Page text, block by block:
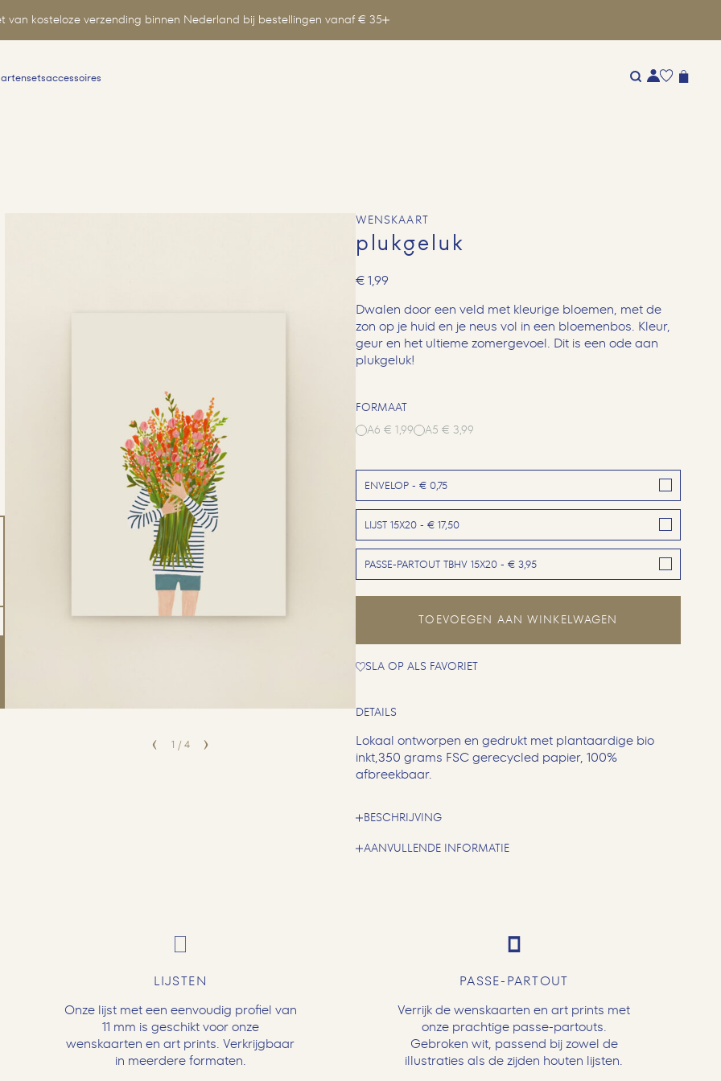
van kosteloze verzending binnen Nederland bij bestellingen vanaf € 35
accessoires
1 / 4
WENSKAART
plukgeluk
€ 1,99
Dwalen door een veld met kleurige bloemen, met de
zon op je huid en je neus vol in een bloemenbos. Kleur,
geur en het ultieme zomergevoel. Dit is een ode aan
plukgeluk!
FORMAAT
A6 € 1,99
A5 € 3,99
ENVELOP - € 0,75
LIJST 15X20 - € 17,50
PASSE-PARTOUT TBHV 15X20 - € 3,95
TOEVOEGEN AAN WINKELWAGEN
SLA OP ALS FAVORIET
DETAILS
Lokaal ontworpen en gedrukt met plantaardige bio
inkt,350 grams FSC gerecycled papier, 100%
afbreekbaar.
BESCHRIJVING
AANVULLENDE INFORMATIE
LIJSTEN
Onze lijst met een eenvoudig profiel van
11 mm is geschikt voor onze
wenskaarten en art prints. Verkrijgbaar
in meerdere formaten.
PASSE-PARTOUT
Verrijk de wenskaarten en art prints met
onze prachtige passe-partouts.
Gebroken wit, passend bij zowel de
illustraties als de zijden houten lijsten.